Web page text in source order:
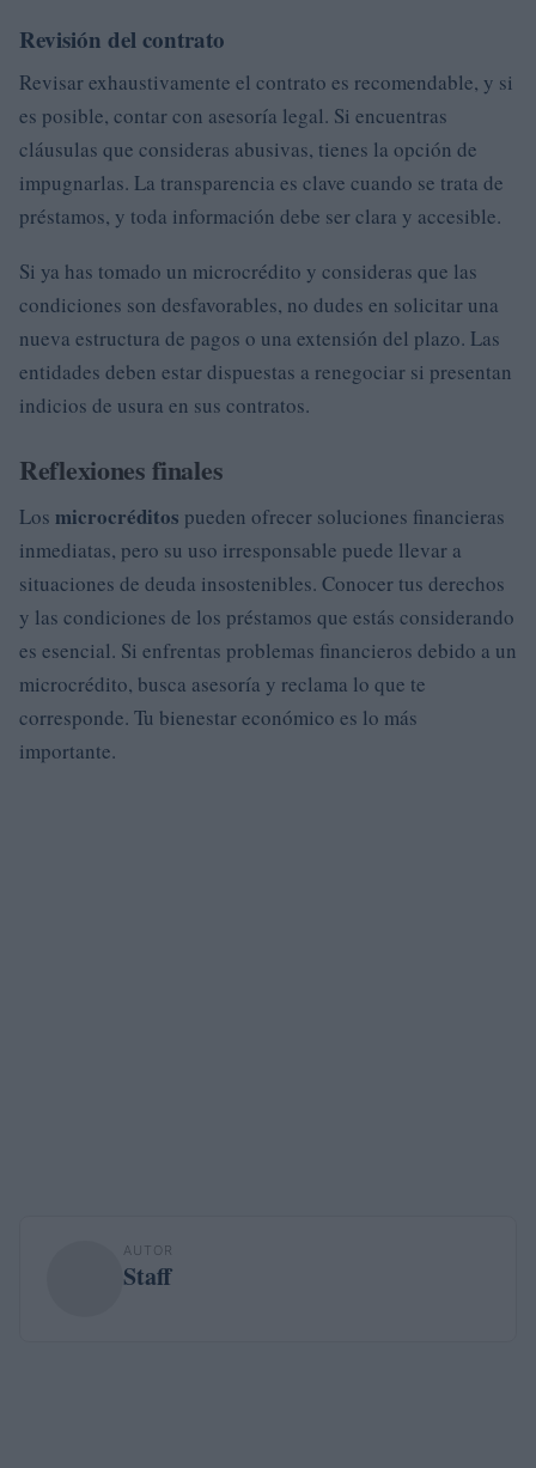
Revisión del contrato
Revisar exhaustivamente el contrato es recomendable, y si
es posible, contar con asesoría legal. Si encuentras
cláusulas que consideras abusivas, tienes la opción de
impugnarlas. La transparencia es clave cuando se trata de
préstamos, y toda información debe ser clara y accesible.
Si ya has tomado un microcrédito y consideras que las
condiciones son desfavorables, no dudes en solicitar una
nueva estructura de pagos o una extensión del plazo. Las
entidades deben estar dispuestas a renegociar si presentan
indicios de usura en sus contratos.
Reflexiones finales
Los microcréditos pueden ofrecer soluciones financieras
inmediatas, pero su uso irresponsable puede llevar a
situaciones de deuda insostenibles. Conocer tus derechos
y las condiciones de los préstamos que estás considerando
es esencial. Si enfrentas problemas financieros debido a un
microcrédito, busca asesoría y reclama lo que te
corresponde. Tu bienestar económico es lo más
importante.
AUTOR
Staff